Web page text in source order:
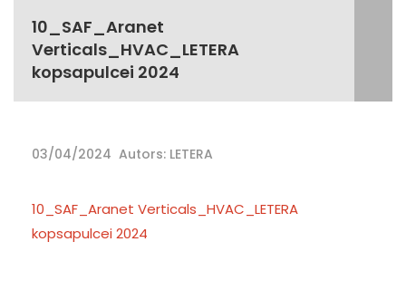
10_SAF_Aranet
Verticals_HVAC_LETERA
kopsapulcei 2024
03/04/2024 Autors: LETERA
10_SAF_Aranet Verticals_HVAC_LETERA
kopsapulcei 2024